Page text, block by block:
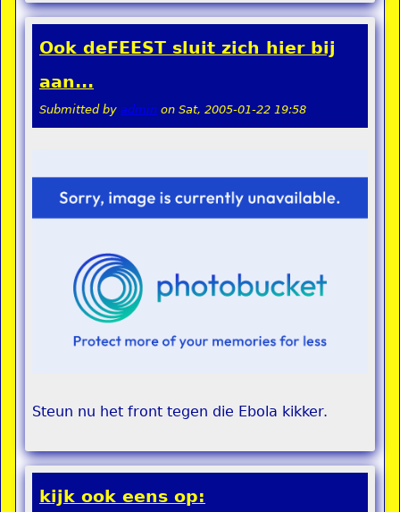
Ook deFEEST sluit zich hier bij
aan...
Submitted by admin on Sat, 2005-01-22 19:58
Steun nu het front tegen die Ebola kikker.
kijk ook eens op: